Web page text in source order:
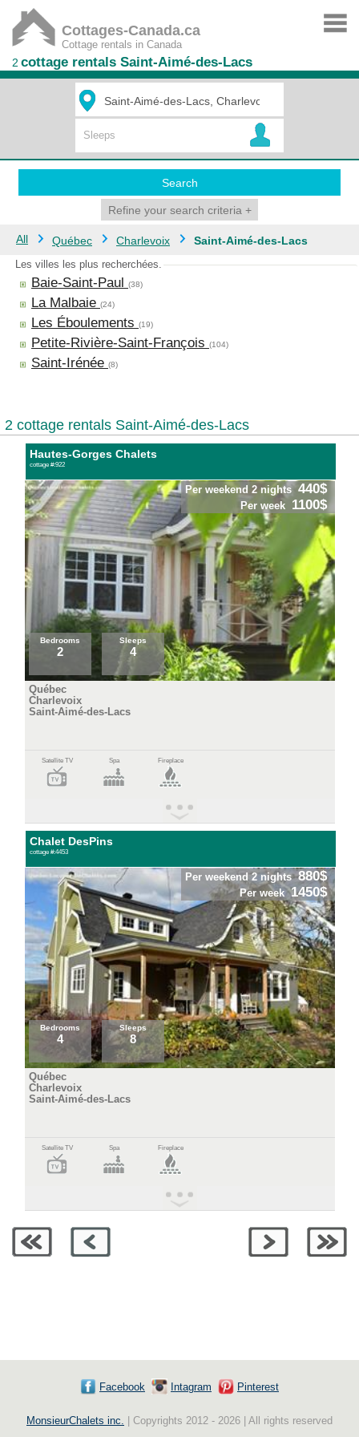
Cottages-Canada.ca
Cottage rentals in Canada
2 cottage rentals Saint-Aimé-des-Lacs
Search
Refine your search criteria +
All Québec Charlevoix Saint-Aimé-des-Lacs
Les villes les plus recherchées.
Baie-Saint-Paul (38)
La Malbaie (24)
Les Éboulements (19)
Petite-Rivière-Saint-François (104)
Saint-Irénée (8)
2 cottage rentals Saint-Aimé-des-Lacs
Hautes-Gorges Chalets
cottage #:922
Per weekend 2 nights 440$
Per week 1100$
Bedrooms
2
Sleeps
4
Québec
Charlevoix
Saint-Aimé-des-Lacs
Satellite TV Spa Fireplace
Chalet DesPins
cottage #:4453
Per weekend 2 nights 880$
Per week 1450$
Bedrooms
4
Sleeps
8
Québec
Charlevoix
Saint-Aimé-des-Lacs
Satellite TV Spa Fireplace
Facebook Intagram Pinterest
MonsieurChalets inc. | Copyrights 2012 - 2026 | All rights reserved